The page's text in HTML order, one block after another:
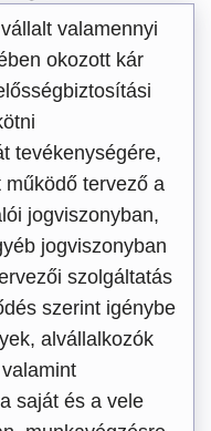
valamennyi
okozott kár
tevékenységére,
tervező a
jogviszonyban,
jogviszonyban
szolgáltatás
szerint igénybe
alvállalkozók
saját és a vele